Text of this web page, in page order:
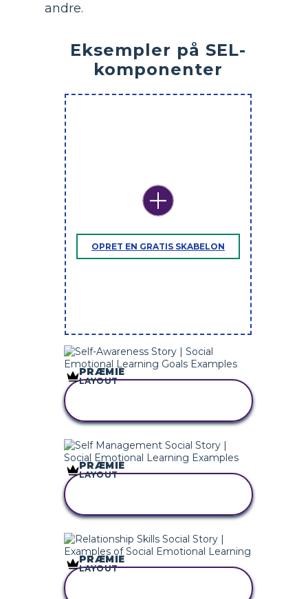
andre.
Eksempler på SEL-
komponenter
OPRET EN GRATIS SKABELON
PRÆMIE
LAYOUT
PRÆMIE
LAYOUT
PRÆMIE
LAYOUT